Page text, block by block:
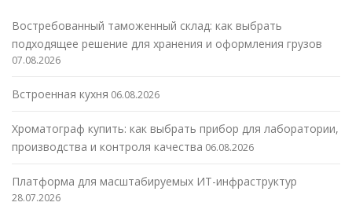
Востребованный таможенный склад: как выбрать
подходящее решение для хранения и оформления грузов
07.08.2026
Встроенная кухня 06.08.2026
Хроматограф купить: как выбрать прибор для лаборатории,
производства и контроля качества 06.08.2026
Платформа для масштабируемых ИТ-инфраструктур
28.07.2026